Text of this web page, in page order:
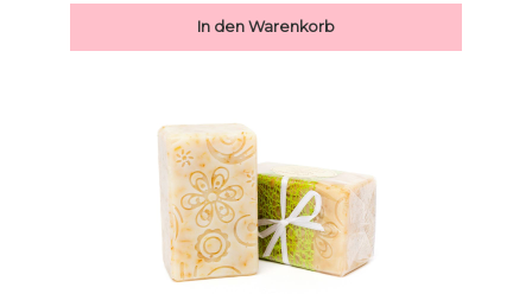
gründlichSchäumt feinBewahrt die FeuchtigkeitPflegt
In den Warenkorb